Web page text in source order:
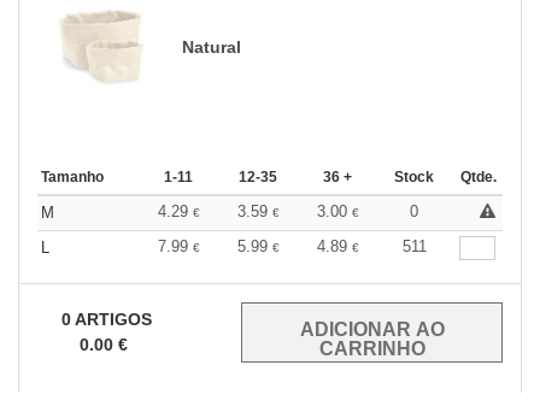
Natural
Tamanho 1-11 12-35 36 + Stock Qtde.
M 4.29 € 3.59 € 3.00 €
0
L
7.99 € 5.99 € 4.89 € 511
0ARTIGOS
0.00 €